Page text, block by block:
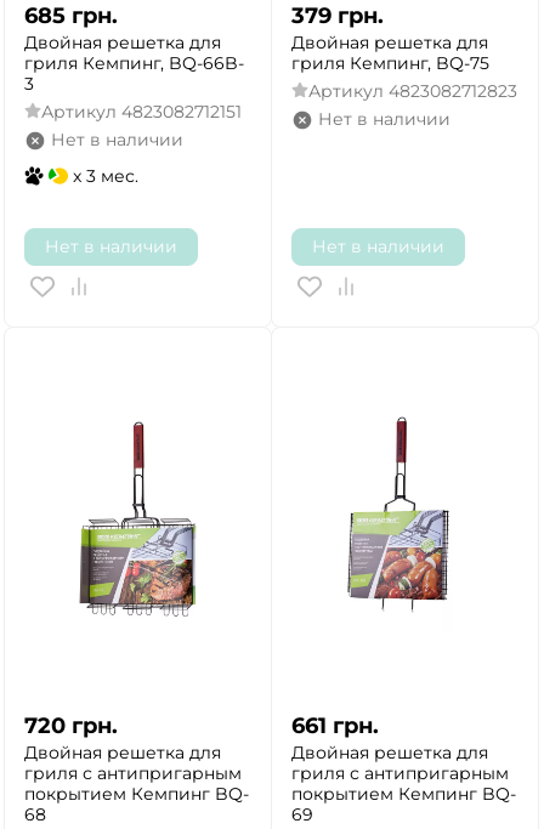
685 грн.
Двойная решетка для
гриля Кемпинг, BQ-66B-
3
Артикул 4823082712151
Нет в наличии
x 3 мес.
Нет в наличии
379 грн.
Двойная решетка для
гриля Кемпинг, BQ-75
Артикул 4823082712823
Нет в наличии
Нет в наличии
720 грн.
Двойная решетка для
гриля с антипригарным
покрытием Кемпинг BQ-
68
661 грн.
Двойная решетка для
гриля с антипригарным
покрытием Кемпинг BQ-
69